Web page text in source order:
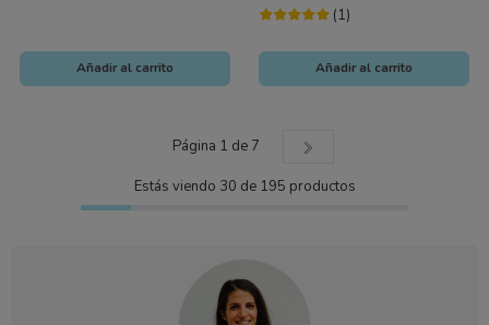
Añadir al carrito
(1)
Añadir al carrito
Página 1 de 7
Estás viendo 30 de 195 productos